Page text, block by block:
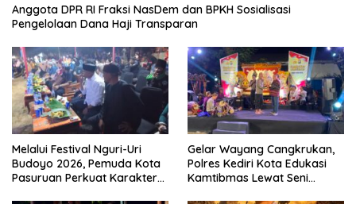
Anggota DPR RI Fraksi NasDem dan BPKH Sosialisasi
Pengelolaan Dana Haji Transparan
Melalui Festival Nguri-Uri
Budoyo 2026, Pemuda Kota
Pasuruan Perkuat Karakter
Gelar Wayang Cangkrukan,
Polres Kediri Kota Edukasi
Kamtibmas Lewat Seni